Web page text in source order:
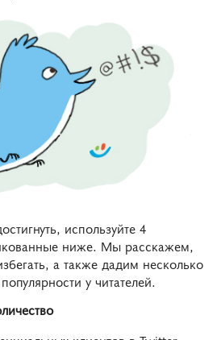
используйте 4
ниже. Мы расскажем,
а также дадим несколько
у читателей.